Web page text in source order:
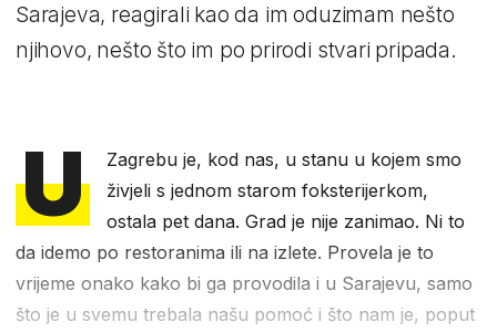
Sarajeva, reagirali kao da im oduzimam nešto
njihovo, nešto što im po prirodi stvari pripada.
U
Zagrebu je, kod nas, u stanu u kojem smo
živjeli s jednom starom foksterijerkom,
ostala pet dana. Grad je nije zanimao. Ni to
da idemo po restoranima ili na izlete. Provela je to
vrijeme onako kako bi ga provodila i u Sarajevu, samo
što je u svemu trebala našu pomoć i što nam je, poput